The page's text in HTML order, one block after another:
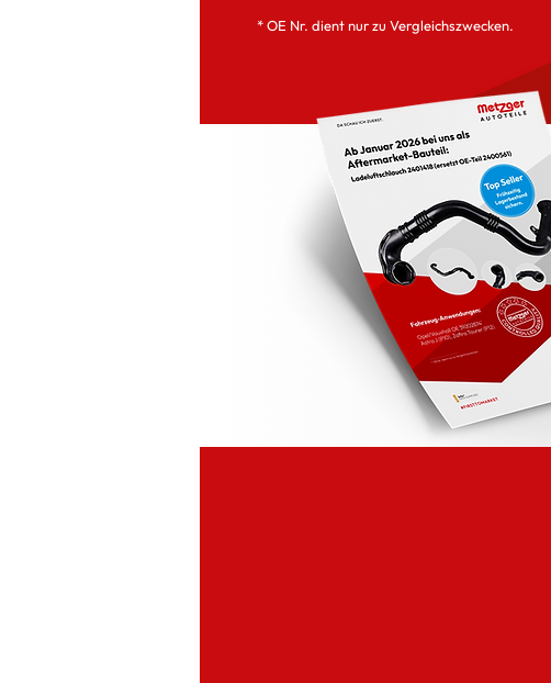
* OE Nr. dient nur zu Vergleichszwecken.